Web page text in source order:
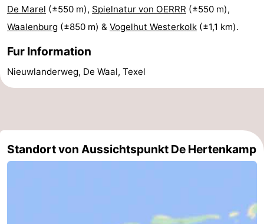
Surfen
-
Wattwandern
-
und
Veranstaltungen
De Marel (±550 m), Spielnatur von OERRR (±550 m),
Waalenburg (±850 m) & Vogelhut Westerkolk (±1,1 km).
Fur Information
Nieuwlanderweg, De Waal, Texel
Standort von Aussichtspunkt De Hertenkamp